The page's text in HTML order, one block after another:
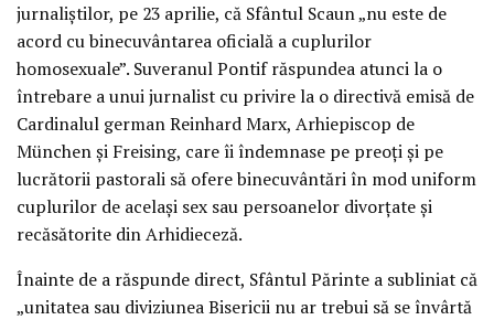
jurnaliștilor, pe 23 aprilie, că Sfântul Scaun „nu este de
acord cu binecuvântarea oficială a cuplurilor
homosexuale”. Suveranul Pontif răspundea atunci la o
întrebare a unui jurnalist cu privire la o directivă emisă de
Cardinalul german Reinhard Marx, Arhiepiscop de
München și Freising, care îi îndemnase pe preoți și pe
lucrătorii pastorali să ofere binecuvântări în mod uniform
cuplurilor de același sex sau persoanelor divorțate și
recăsătorite din Arhidieceză.
Înainte de a răspunde direct, Sfântul Părinte a subliniat că
„unitatea sau diviziunea Bisericii nu ar trebui să se învârtă